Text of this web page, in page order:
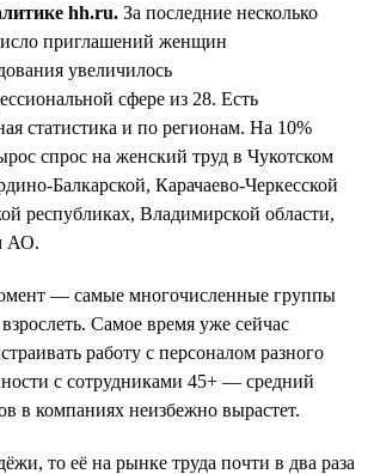
hh.ru. За последние несколько
приглашений женщин
увеличилось
сфере из 28. Есть
статистика и по регионам. На 10%
спрос на женский труд в Чукотском
Балкарской, Карачаево-Черкесской
республиках, Владимирской области,
АО.
— самые многочисленные группы
Самое время уже сейчас
работу с персоналом разного
с сотрудниками 45+ — средний
в компаниях неизбежно вырастет.
то её на рынке труда почти в два раза